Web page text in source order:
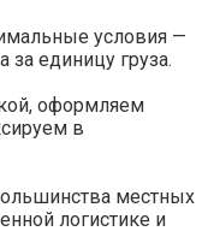
условия —
единицу груза.
оформляем
в
местных
логистике и